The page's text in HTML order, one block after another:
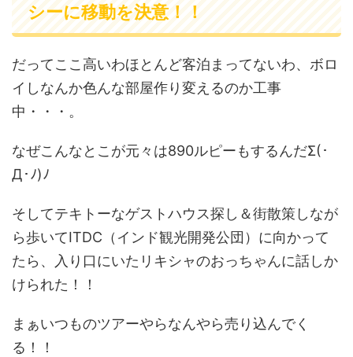
シーに移動を決意！！
だってここ高いわほとんど客泊まってないわ、ボロ
イしなんか色んな部屋作り変えるのか工事
中・・・。
なぜこんなとこが元々は890ルピーもするんだΣ(･
Д･ﾉ)ﾉ
そしてテキトーなゲストハウス探し＆街散策しなが
ら歩いてITDC（インド観光開発公団）に向かって
たら、入り口にいたリキシャのおっちゃんに話しか
けられた！！
まぁいつものツアーやらなんやら売り込んでく
る！！